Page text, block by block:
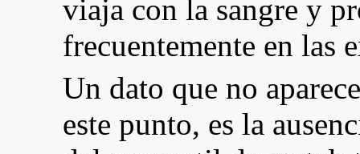
viaja con la sangre y
frecuentemente en las
Un dato que no
este punto, es la